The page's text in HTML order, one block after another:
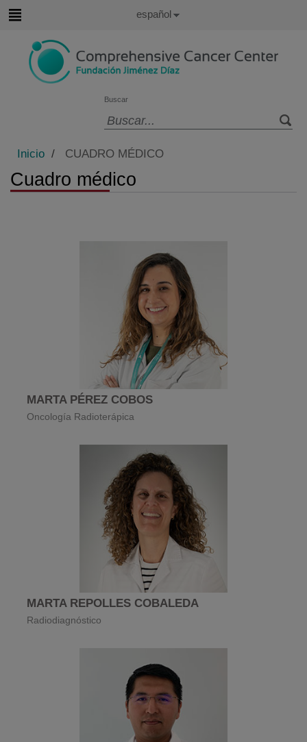
contenido
Buscar
idioma
Idioma
Español
Inicio / CUADRO MÉDICO
Cuadro médico
MARTA PÉREZ COBOS
Oncología Radioterápica
MARTA REPOLLES COBALEDA
Radiodiagnóstico